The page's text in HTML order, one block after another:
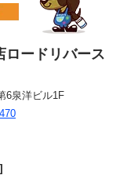
ロードリバース
6泉洋ビル1F